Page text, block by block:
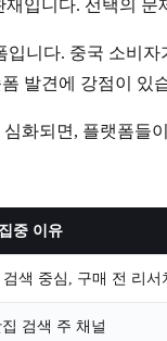
입니다. 선택의 문
니다. 중국 소비
발견에 강점이 있
화되면, 플랫폼들
중 이유
검색 중심, 구매 전 리서
검색 주 채널